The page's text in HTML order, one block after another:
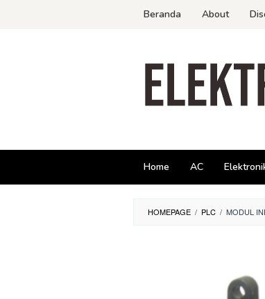
Beranda About
Home AC
HOMEPAGE / PLC / MODUL